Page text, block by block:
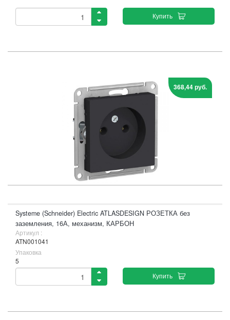
Купить
368,44 руб.
Systeme (Schneider) Electric ATLASDESIGN РОЗЕТКА без
заземления, 16А, механизм, КАРБОН
Артикул :
ATN001041
Упаковка
5
Купить